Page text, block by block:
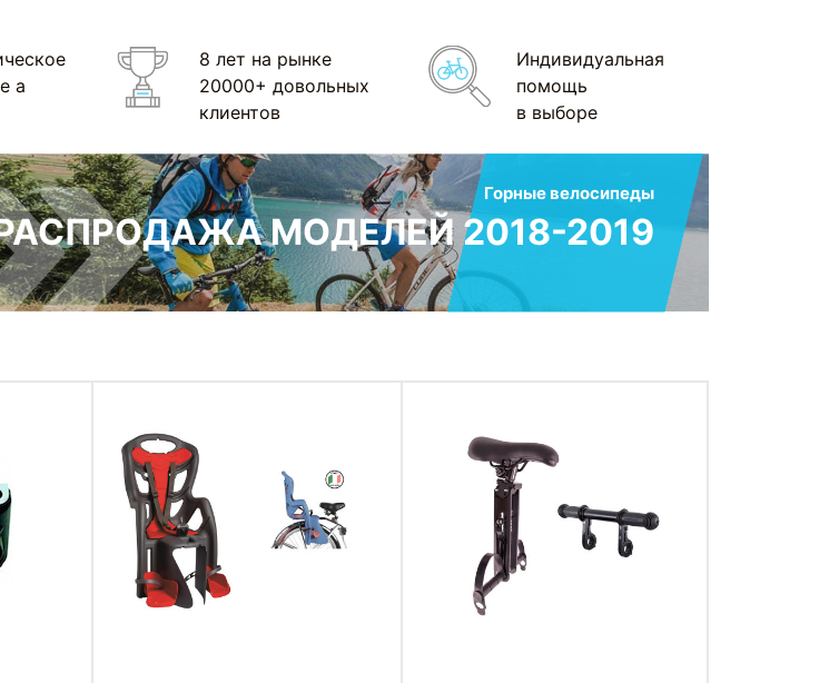
а
8 лет на рынке
20000+ довольных
клиентов
Индивидуальная
помощь
в выборе
Горные велосипеды
МОДЕЛЕЙ 2018-2019